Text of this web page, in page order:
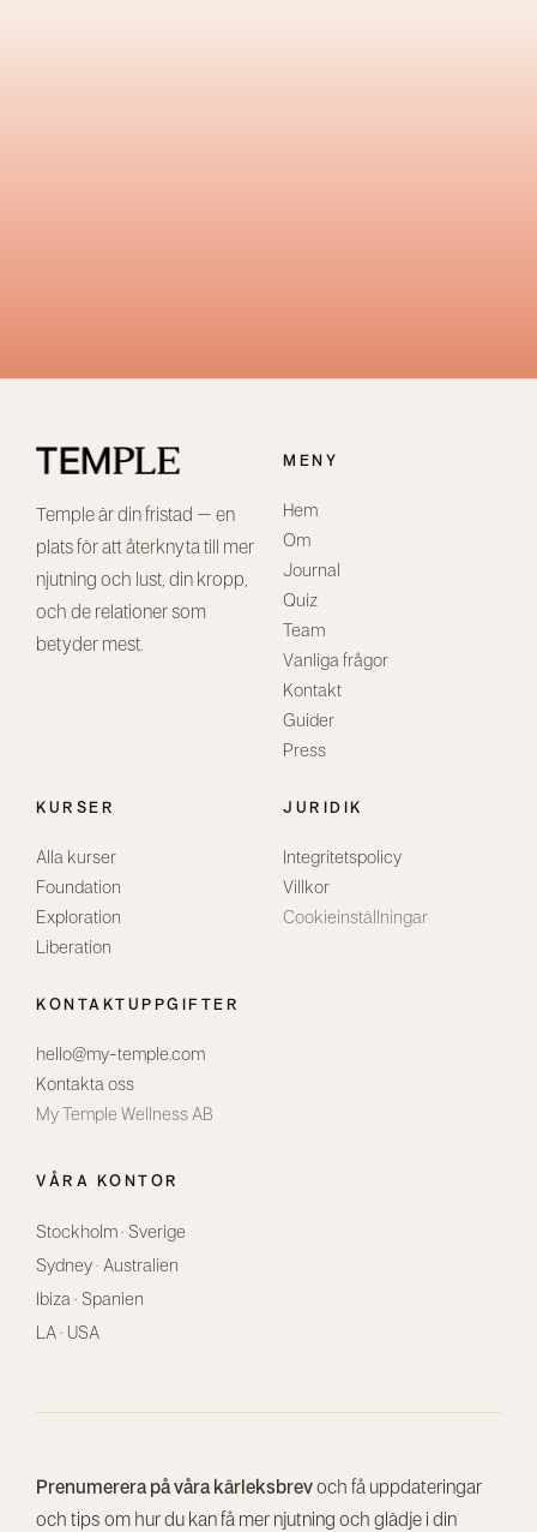
Temple är din fristad – en
plats för att återknyta till mer
njutning och lust, din kropp,
och de relationer som
betyder mest.
MENY
Hem
Om
Journal
Quiz
Team
Vanliga frågor
Kontakt
Guider
Press
KURSER
Alla kurser
Foundation
Exploration
Liberation
JURIDIK
Integritetspolicy
Villkor
Cookieinställningar
KONTAKTUPPGIFTER
hello@my-temple.com
Kontakta oss
My Temple Wellness AB
VÅRA KONTOR
Stockholm · Sverige
Sydney · Australien
Ibiza · Spanien
LA · USA
Prenumerera på våra kärleksbrevoch få uppdateringar
och tips om hur du kan få mer njutning och glädje i din